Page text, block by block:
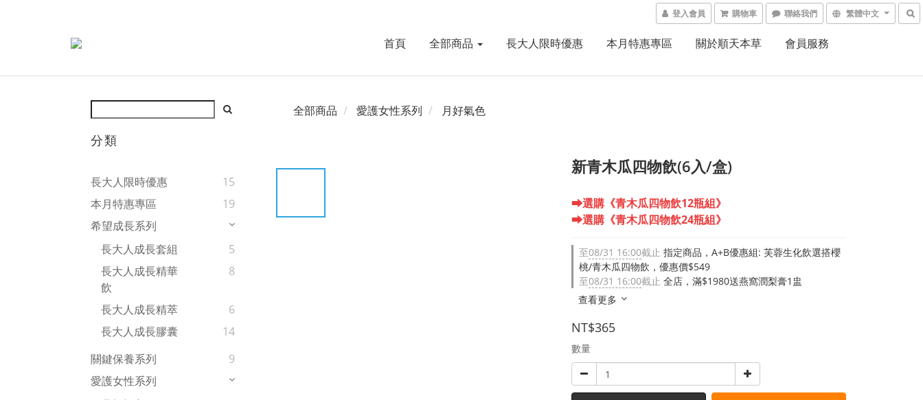
登入會員 購物車 聯絡我們 繁體中文
首頁 全部商品 長大人限時優惠 本月特惠專區 關於順天本草 會員服務
分類
長大人限時優惠
15
本月特惠專區
19
希望成長系列
長大人成長套組
5
長大人成長精華
飲
8
長大人成長精萃
6
長大人成長膠囊
14
關鍵保養系列
9
愛護女性系列
全部商品 愛護女性系列 月好氣色
新青木瓜四物飲(6入/盒)
⮕選購《青木瓜四物飲12瓶組》
⮕選購《青木瓜四物飲24瓶組》
至08/31 16:00截止 指定商品，A+B優惠組: 芙蓉生化飲選搭櫻
桃/青木瓜四物飲，優惠價$549
至08/31 16:00截止 全店，滿$1980送燕窩潤梨膏1盅
查看更多
NT$365
數量